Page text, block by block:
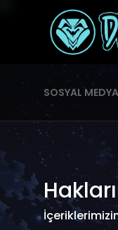
SOSYAL MEDYA